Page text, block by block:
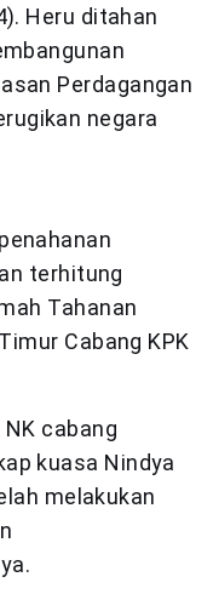
Heru ditahan
Perdagangan
negara
terhitung
Tahanan
Cabang KPK
cabang
kuasa Nindya
melakukan